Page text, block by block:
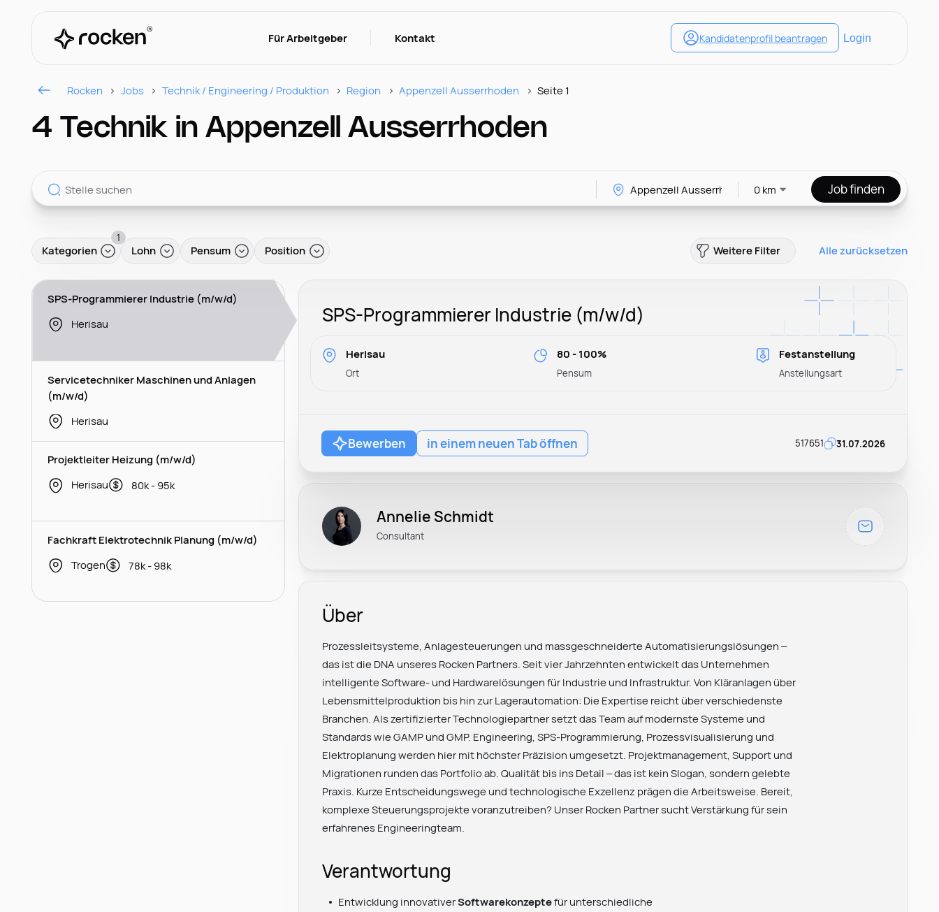
Für Arbeitgeber Kontakt
Rocken Jobs Technik / Engineering / Produktion Region Appenzell Ausserrhoden Seite 1
4 Technik in Appenzell Ausserrhoden
0 km Job finden
Kategorien
1
Lohn Pensum Position Weitere Filter Alle zurücksetzen
SPS-Programmierer Industrie (m/w/d)
Herisau
Servicetechniker Maschinen und Anlagen
(m/w/d)
Herisau
Projektleiter Heizung (m/w/d)
Herisau
80k - 95k
Fachkraft Elektrotechnik Planung (m/w/d)
Trogen
78k - 98k
SPS-Programmierer Industrie (m/w/d)
Herisau
Ort
80 - 100%
Pensum
Festanstellung
Anstellungsart
Bewerben in einem neuen Tab öffnen 517651 31.07.2026
Annelie Schmidt
Consultant
Über
Prozessleitsysteme, Anlagesteuerungen und massgeschneiderte Automatisierungslösungen –
das ist die DNA unseres Rocken Partners. Seit vier Jahrzehnten entwickelt das Unternehmen
intelligente Software- und Hardwarelösungen für Industrie und Infrastruktur. Von Kläranlagen über
Lebensmittelproduktion bis hin zur Lagerautomation: Die Expertise reicht über verschiedenste
Branchen. Als zertifizierter Technologiepartner setzt das Team auf modernste Systeme und
Standards wie GAMP und GMP. Engineering, SPS-Programmierung, Prozessvisualisierung und
Elektroplanung werden hier mit höchster Präzision umgesetzt. Projektmanagement, Support und
Migrationen runden das Portfolio ab. Qualität bis ins Detail – das ist kein Slogan, sondern gelebte
Praxis. Kurze Entscheidungswege und technologische Exzellenz prägen die Arbeitsweise. Bereit,
komplexe Steuerungsprojekte voranzutreiben? Unser Rocken Partner sucht Verstärkung für sein
erfahrenes Engineeringteam.
Verantwortung
Entwicklung innovativerSoftwarekonzeptefür unterschiedliche